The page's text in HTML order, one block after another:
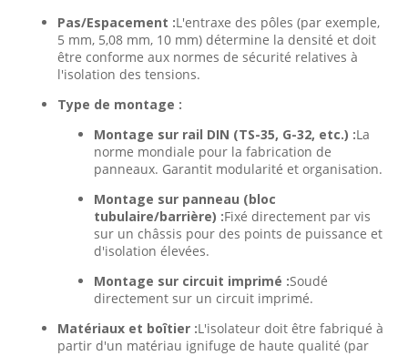
Pas/Espacement :L'entraxe des pôles (par exemple,
5 mm, 5,08 mm, 10 mm) détermine la densité et doit
être conforme aux normes de sécurité relatives à
l'isolation des tensions.
Type de montage :
Montage sur rail DIN (TS-35, G-32, etc.) :La
norme mondiale pour la fabrication de
panneaux. Garantit modularité et organisation.
Montage sur panneau (bloc
tubulaire/barrière) :Fixé directement par vis
sur un châssis pour des points de puissance et
d'isolation élevées.
Montage sur circuit imprimé :Soudé
directement sur un circuit imprimé.
Matériaux et boîtier :L'isolateur doit être fabriqué à
partir d'un matériau ignifuge de haute qualité (par